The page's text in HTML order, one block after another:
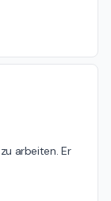
arbeiten. Er